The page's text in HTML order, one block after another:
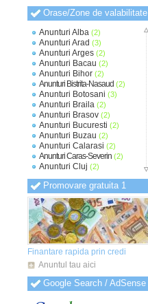
Orase/Zone de valabilitate
Anunturi Alba (2)
Anunturi Arad (3)
Anunturi Arges (2)
Anunturi Bacau (2)
Anunturi Bihor (2)
Anunturi Bistrita-Nasaud (2)
Anunturi Botosani (3)
Anunturi Braila (2)
Anunturi Brasov (2)
Anunturi Bucuresti (2)
Anunturi Buzau (2)
Anunturi Calarasi (2)
Anunturi Caras-Severin (2)
Anunturi Cluj (2)
Anunturi Constanta
Anunturi Covasna(2)
Anunturi Dambovita(2)
Anunturi Dolj(2)
Anunturi Galati(2)
Anunturi Giurgiu(2)
Anunturi Gorj(2)
Anunturi Harghita (2)
Anunturi Hunedoara
Anunturi Ialomita
Anunturi Iasi(2)
Anunturi Ilfov(2)
Anunturi Maramures
Promovare gratuita 1
Finantare rapida prin credi
Anuntul tau aici
Google Search / AdSense